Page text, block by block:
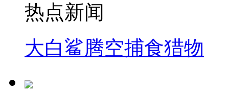
热点新闻
大白鲨腾空捕食猎物